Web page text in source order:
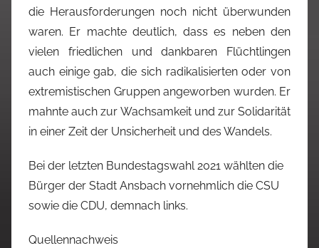
die Herausforderungen noch nicht überwunden
waren. Er machte deutlich, dass es neben den
vielen friedlichen und dankbaren Flüchtlingen
auch einige gab, die sich radikalisierten oder von
extremistischen Gruppen angeworben wurden. Er
mahnte auch zur Wachsamkeit und zur Solidarität
in einer Zeit der Unsicherheit und des Wandels.
Bei der letzten Bundestagswahl 2021 wählten die
Bürger der Stadt Ansbach vornehmlich die CSU
sowie die CDU, demnach links.
Quellennachweis